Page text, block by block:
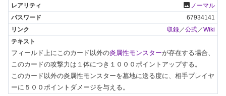
photo ノーマル
67934141
収録／公式／Wiki
フィールド上にこのカード以外の炎属性モンスターが存在する場合、
このカードの攻撃力は１体につき１０００ポイントアップする。
このカード以外の炎属性モンスターを墓地に送る度に、相手プレイヤ
ーに５００ポイントダメージを与える。